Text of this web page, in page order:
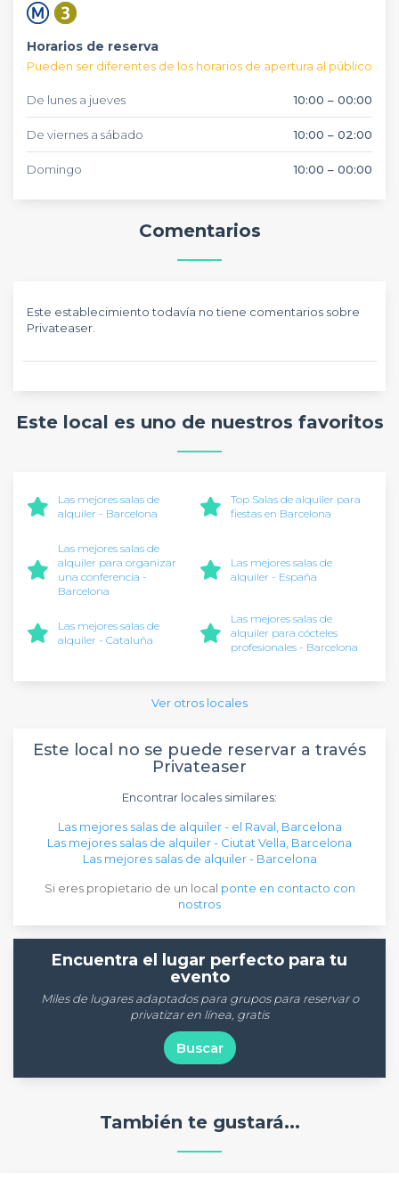
Horarios de reserva
Pueden ser diferentes de los horarios de apertura al público
De lunes a jueves 10:00 – 00:00
De viernes a sábado 10:00 – 02:00
Domingo 10:00 – 00:00
Comentarios
Este establecimiento todavía no tiene comentarios sobre
Privateaser.
Este local es uno de nuestros favoritos
Las mejores salas de
alquiler - Barcelona
Top Salas de alquiler para
fiestas en Barcelona
Las mejores salas de
alquiler para organizar
una conferencia -
Barcelona
Las mejores salas de
alquiler - España
Las mejores salas de
alquiler - Cataluña
Las mejores salas de
alquiler para cócteles
profesionales - Barcelona
Ver otros locales
Este local no se puede reservar a través
Privateaser
Encontrar locales similares:
Las mejores salas de alquiler - el Raval, Barcelona
Las mejores salas de alquiler - Ciutat Vella, Barcelona
Las mejores salas de alquiler - Barcelona
Si eres propietario de un local ponte en contacto con
nostros
Encuentra el lugar perfecto para tu
evento
Miles de lugares adaptados para grupos para reservar o
privatizar en línea, gratis
Buscar
También te gustará...